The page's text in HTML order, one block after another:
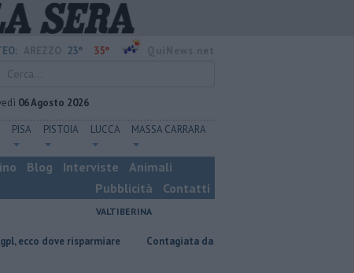
23° 35°
06 Agosto 2026
PISA PISTOIA LUCCA MASSA CARRARA
Blog Interviste
Animali
Pubblicità
Contatti
VALTIBERINA
Contagiata da legionella, non ce l'ha fatta